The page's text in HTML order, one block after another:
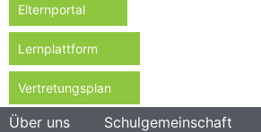
Elternportal
Lernplattform
Vertretungsplan
Über uns
Schulgemeinschaft